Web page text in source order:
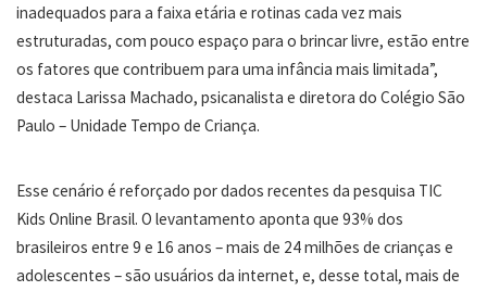
inadequados para a faixa etária e rotinas cada vez mais
estruturadas, com pouco espaço para o brincar livre, estão entre
os fatores que contribuem para uma infância mais limitada”,
destaca Larissa Machado, psicanalista e diretora do Colégio São
Paulo – Unidade Tempo de Criança.
Esse cenário é reforçado por dados recentes da pesquisa TIC
Kids Online Brasil. O levantamento aponta que 93% dos
brasileiros entre 9 e 16 anos – mais de 24 milhões de crianças e
adolescentes – são usuários da internet, e, desse total, mais de